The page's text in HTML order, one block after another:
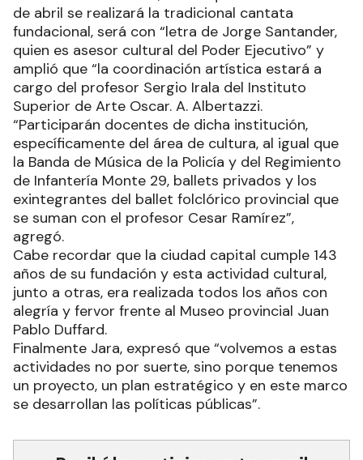
de abril se realizará la tradicional cantata
fundacional, será con “letra de Jorge Santander,
quien es asesor cultural del Poder Ejecutivo” y
amplió que “la coordinación artística estará a
cargo del profesor Sergio Irala del Instituto
Superior de Arte Oscar. A. Albertazzi.
“Participarán docentes de dicha institución,
específicamente del área de cultura, al igual que
la Banda de Música de la Policía y del Regimiento
de Infantería Monte 29, ballets privados y los
exintegrantes del ballet folclórico provincial que
se suman con el profesor Cesar Ramírez”,
agregó.
Cabe recordar que la ciudad capital cumple 143
años de su fundación y esta actividad cultural,
junto a otras, era realizada todos los años con
alegría y fervor frente al Museo provincial Juan
Pablo Duffard.
Finalmente Jara, expresó que “volvemos a estas
actividades no por suerte, sino porque tenemos
un proyecto, un plan estratégico y en este marco
se desarrollan las políticas públicas”.